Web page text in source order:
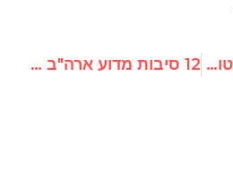
עשרת המהלכים המטורפים של האו"ם נגד ישראל לשנת 2016 12 סיבות מדוע ארה"ב הייתה צריכה להטיל וטו על החלטה 2334 של האו"ם